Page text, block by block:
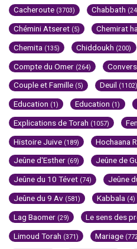
Cacheroute (3703) Chabbath
Chémini Atseret (5) Chemirat
Chemita (135) Chiddoukh (200)
Compte du Omer (264)
Couple et Famille (5) Deuil (1102)
Education (1) Education (1)
Explications de Torah (1057)
Histoire Juive (189) Hochaana
Jeûne d'Esther (69) Jeûne de
Jeûne du 10 Tévet (74) Jeûne
Jeûne du 9 Av (581) Kabbala (4)
Lag Baomer (29) Le sens des
Limoud Torah (371) Mariage